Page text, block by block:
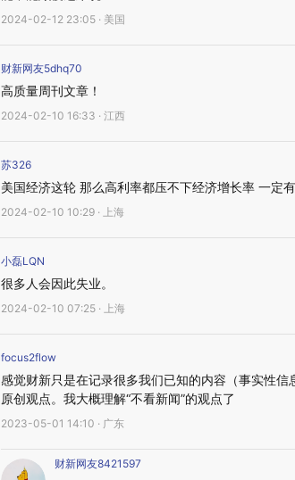
2024-02-12 23:05 · 美国
财新网友5dhq70
高质量周刊文章！
2024-02-10 16:33 · 江西
苏326
美国经济这轮 那么高利率都压不下经济增长率 一定
2024-02-10 10:29 · 上海
小磊LQN
很多人会因此失业。
2024-02-10 07:25 · 上海
focus2flow
感觉财新只是在记录很多我们已知的内容（事实性信
原创观点。我大概理解“不看新闻”的观点了
2023-05-01 14:10 · 广东
财新网友8421597